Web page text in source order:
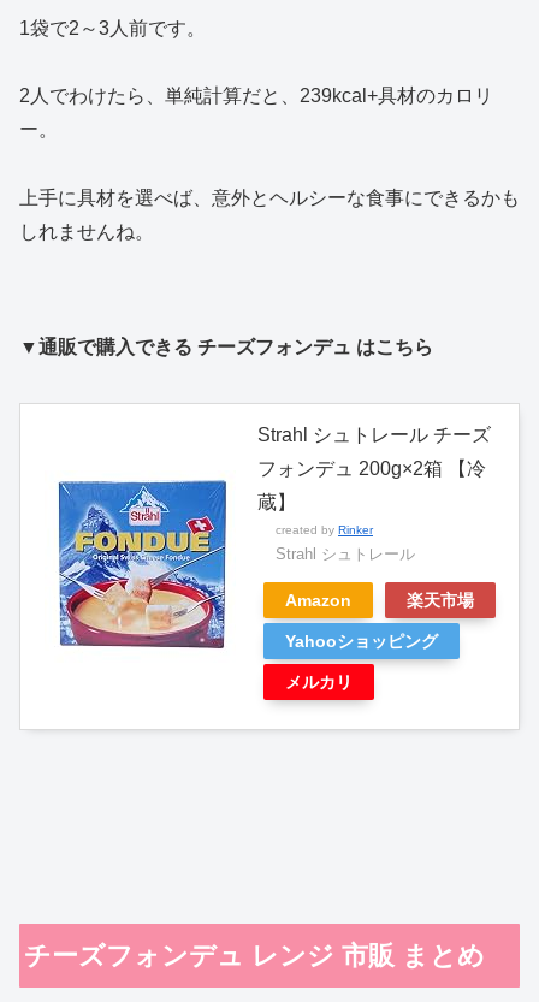
1袋で2～3人前です。
2人でわけたら、単純計算だと、239kcal+具材のカロリ
ー。
上手に具材を選べば、意外とヘルシーな食事にできるかも
しれませんね。
▼通販で購入できる チーズフォンデュ はこちら
Strahl シュトレール チーズ
フォンデュ 200g×2箱 【冷
蔵】
created by Rinker
Strahl シュトレール
Amazon 楽天市場
Yahooショッピング
メルカリ
チーズフォンデュ レンジ 市販 まとめ